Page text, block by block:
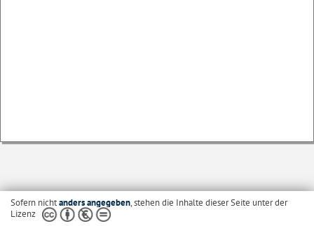
Sofern nichtanders angegeben, stehen die Inhalte dieser Seite unter der
Lizenz